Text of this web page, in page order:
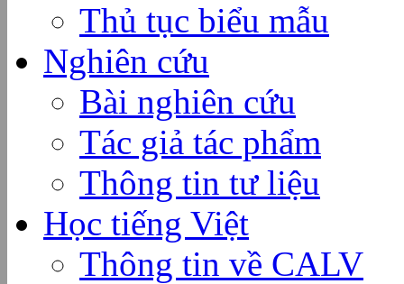
Thủ tục biểu mẫu
Nghiên cứu
Bài nghiên cứu
Tác giả tác phẩm
Thông tin tư liệu
Học tiếng Việt
Thông tin về CALV